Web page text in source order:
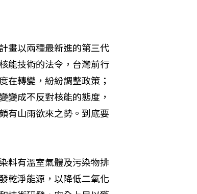
畫以兩種最新進的第三代
能技術的法令，台灣前行
在轉變，紛紛調整政策；
變成不反對核能的態度，
有山雨欲來之勢。到底要
料有溫室氣體及污染物排
乾淨能源，以降低二氧化